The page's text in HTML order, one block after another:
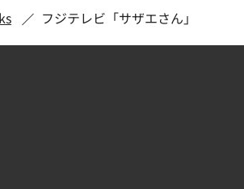
フジテレビ「サザエさん」